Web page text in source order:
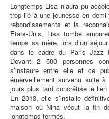
Longtemps Lisa n’aura pu
trop lié à une jeunesse en
rebondissements et la
Etats-Unis, Lisa tombe
temps sa mère, lors d’un
dans le cadre du Paris Jazz
Devant 2 500 personnes
s’instaure entre elle et ce
émerveillement survenu suite
jours plus tard concrétise le
En 2013, elle s’installe
maison où Nina vécut la fin
longtemps fermés.